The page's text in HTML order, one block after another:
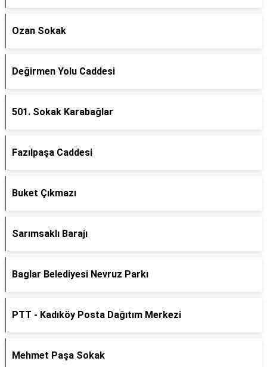
Ozan Sokak
Değirmen Yolu Caddesi
501. Sokak Karabağlar
Fazılpaşa Caddesi
Buket Çıkmazı
Sarımsaklı Barajı
Baglar Belediyesi Nevruz Parkı
PTT - Kadıköy Posta Dağıtım Merkezi
Mehmet Paşa Sokak